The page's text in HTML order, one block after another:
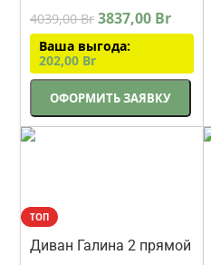
бежевый с двумя
спальными местами
4039,00Br 3837,00 Br
Ваша выгода:
202,00 Br
ОФОРМИТЬ ЗАЯВКУ
ТОП
Диван Галина 2 прямой